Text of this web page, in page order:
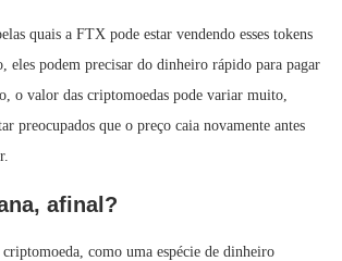
quais a FTX pode estar vendendo esses tokens
eles podem precisar do dinheiro rápido para pagar
o valor das criptomoedas pode variar muito,
preocupados que o preço caia novamente antes
afinal?
como uma espécie de dinheiro